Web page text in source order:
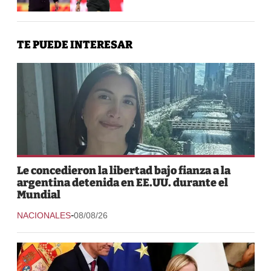
TE PUEDE INTERESAR
Le concedieron la libertad bajo fianza a la
argentina detenida en EE.UU. durante el
Mundial
NACIONALES-08/08/26